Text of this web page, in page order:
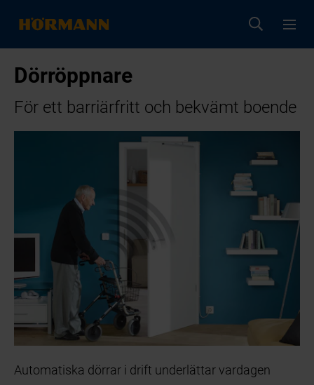
Dörröppnare
För ett barriärfritt och bekvämt boende
Automatiska dörrar i drift underlättar vardagen